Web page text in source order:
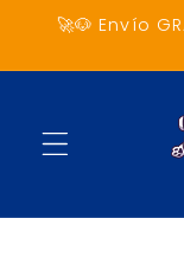
directamente
🚀🐶 Envío